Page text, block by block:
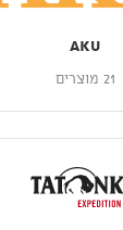
AKU
21 מוצרים